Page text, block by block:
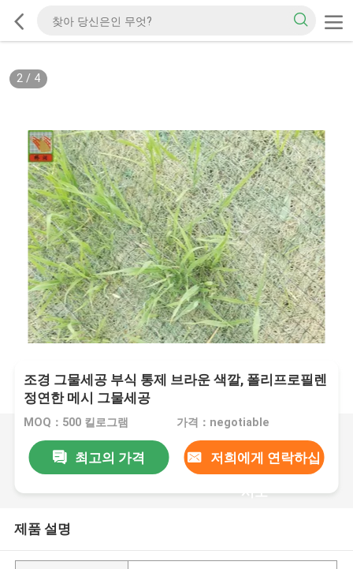
2/ 4
조경 그물세공 부식 통제 브라운 색깔, 폴리프로필렌
정연한 메시 그물세공
MOQ：500 킬로그램 가격：negotiable
최고의 가격 저희에게 연락하십
시오
제품 설명